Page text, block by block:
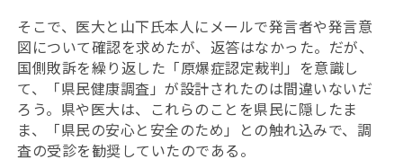
そこで、医大と山下氏本人にメールで発言者や発言意
図について確認を求めたが、返答はなかった。だが、
国側敗訴を繰り返した「原爆症認定裁判」を意識し
て、「県民健康調査」が設計されたのは間違いないだ
ろう。県や医大は、これらのことを県民に隠したま
ま、「県民の安心と安全のため」との触れ込みで、調
査の受診を勧奨していたのである。